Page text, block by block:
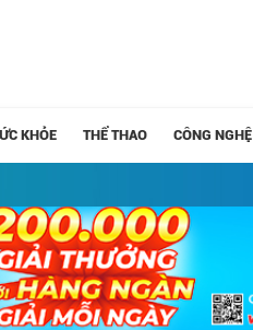
KHỎE THỂ THAO CÔNG NGHỆ